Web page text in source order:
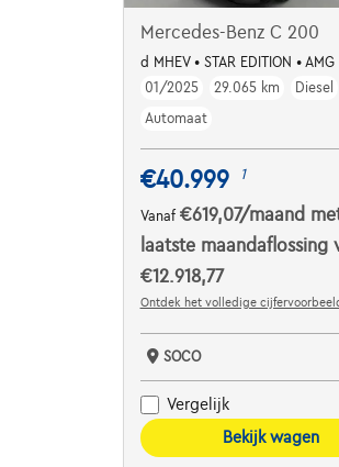
Mercedes-Benz C 200
d MHEV • STAR EDITION •
01/2025
29.065 km
Diesel
Automaat
€40.999 1
Vanaf €619,07/maand
laatste maandaflossing
€12.918,77
Ontdek het volledige
SOCO
Vergelijk
Bekijk wagen